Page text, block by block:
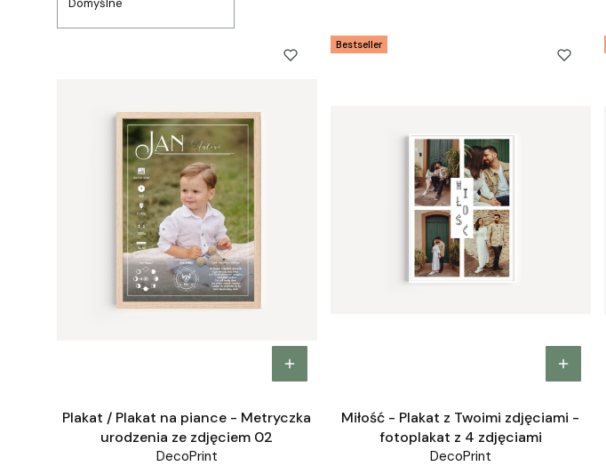
Domyślne
Plakat / Plakat na piance - Metryczka
urodzenia ze zdjęciem 02
DecoPrint
Bestseller
Miłość - Plakat z Twoimi zdjęciami -
fotoplakat z 4 zdjęciami
DecoPrint